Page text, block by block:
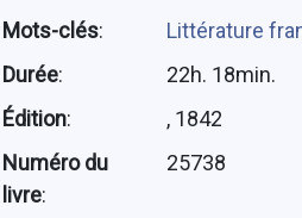
Mots-clés: Littérature
Durée:
22h. 18min.
Édition:
, 1842
Numéro du
livre:
25738